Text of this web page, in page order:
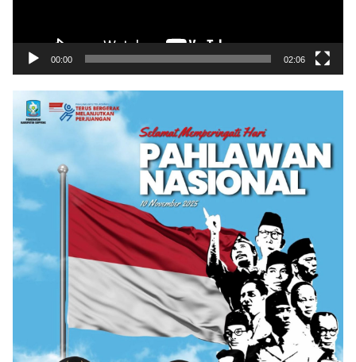
00:00 02:06